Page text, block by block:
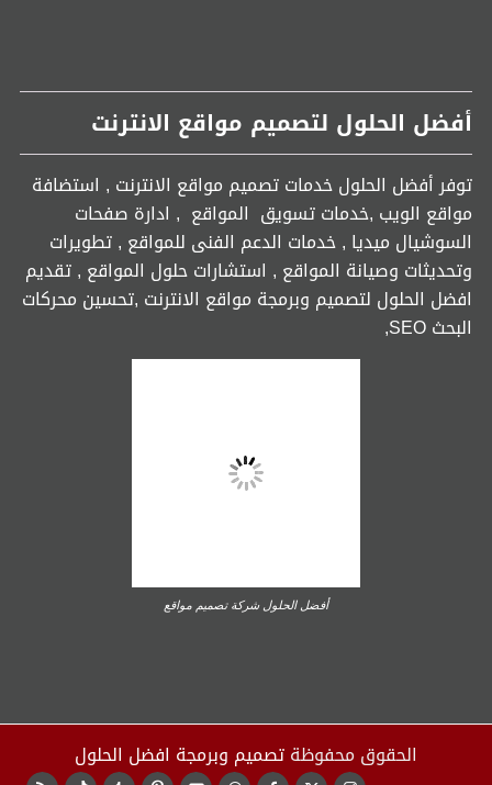
أفضل الحلول لتصميم مواقع الانترنت
توفر أفضل الحلول خدمات تصميم مواقع الانترنت , استضافة
مواقع الويب ,خدمات تسويق المواقع , ادارة صفحات
السوشيال ميديا , خدمات الدعم الفنى للمواقع , تطويرات
وتحديثات وصيانة المواقع , استشارات حلول المواقع , تقديم
افضل الحلول لتصميم وبرمجة مواقع الانترنت ,تحسين محركات
البحث SEO,
أفضل الحلول شركة تصميم مواقع
الحقوق محفوظةتصميم وبرمجة افضل الحلول